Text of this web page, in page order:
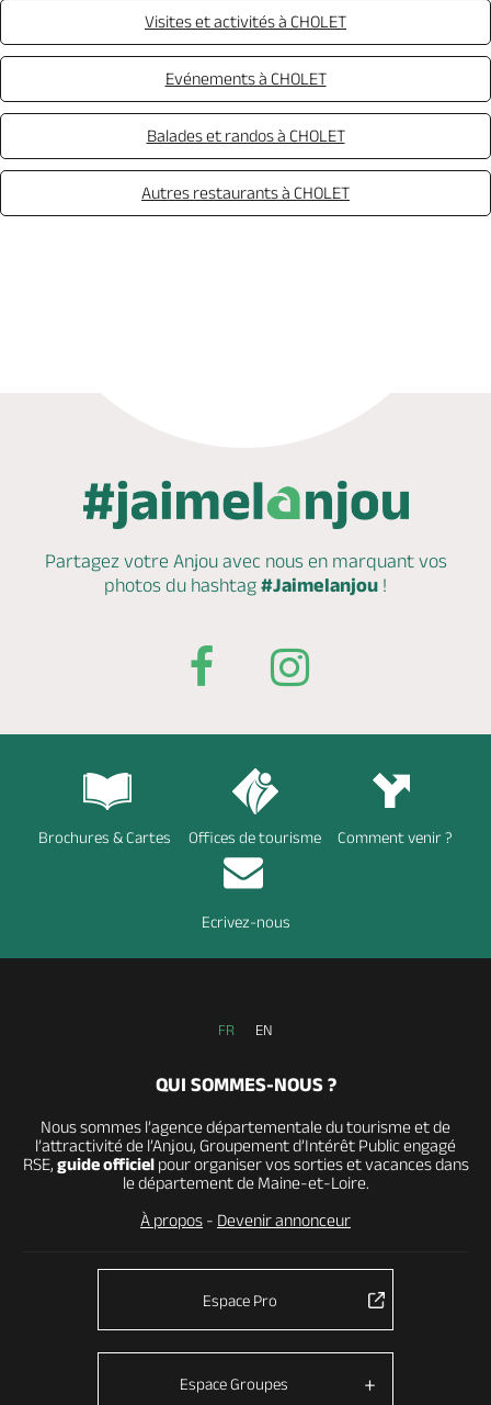
Visites et activités à CHOLET
Evénements à CHOLET
Balades et randos à CHOLET
Autres restaurants à CHOLET
Partagez votre Anjou avec nous en marquantvos
photos du hashtag #Jaimelanjou !
Brochures & Cartes Offices de tourisme Comment venir ?
Ecrivez-nous
FR EN
QUI SOMMES-NOUS ?
Nous sommes l’agence départementale du tourisme et de
l’attractivité de l’Anjou, Groupement d’Intérêt Public engagé
RSE, guide officielpour organiser vos sorties et vacances dans
le département de Maine-et-Loire.
À propos - Devenir annonceur
Espace Pro
Espace Groupes